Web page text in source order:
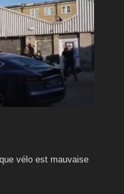
vélo est mauvaise